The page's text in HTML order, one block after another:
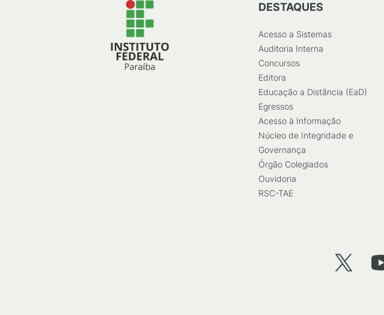
DESTAQUES
Acesso a Sistemas
Auditoria Interna
Concursos
Editora
Educação a Distância (EaD)
Egressos
Acesso à Informação
Núcleo de Integridade e
Governança
Órgão Colegiados
Ouvidoria
RSC-TAE